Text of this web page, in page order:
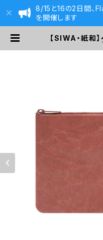
8/15と16の2日間、
を開催します
【SIWA・紙和